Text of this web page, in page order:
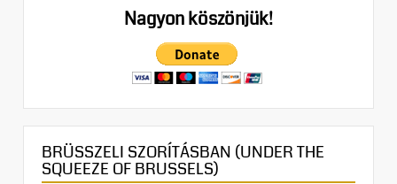
Nagyon köszönjük!
BRÜSSZELI SZORÍTÁSBAN (UNDER THE
SQUEEZE OF BRUSSELS)